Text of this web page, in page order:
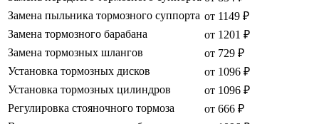
Замена пыльника тормозного суппорта от 1149 ₽
Замена тормозного барабана
от 1201 ₽
Замена тормозных шлангов
от 729 ₽
Установка тормозных дисков
от 1096 ₽
Установка тормозных цилиндров
от 1096 ₽
Регулировка стояночного тормоза
от 666 ₽